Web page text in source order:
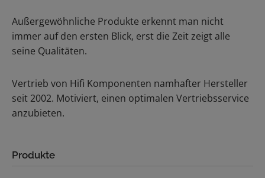
Außergewöhnliche Produkte erkennt man nicht
immer auf den ersten Blick, erst die Zeit zeigt alle
seine Qualitäten.
Vertrieb von Hifi Komponenten namhafter Hersteller
seit 2002. Motiviert, einen optimalen Vertriebsservice
anzubieten.
Produkte